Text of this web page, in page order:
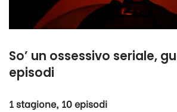
So’ un ossessivo seriale,
episodi
1stagione, 10episodi